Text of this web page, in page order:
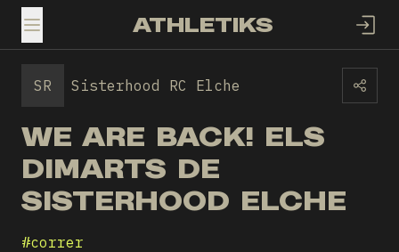
TOGGLE MENUATHLETIKS
SR Sisterhood RC Elche
WE ARE BACK! ELS
DIMARTS DE
SISTERHOOD ELCHE
#correr